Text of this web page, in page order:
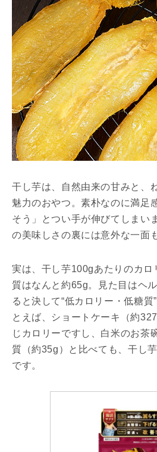
干し芋は、自然由来の甘みと、
魅力のおやつ。素朴なのに満足
そう」とつい手が伸びてしまい
の美味しさの裏には意外な一面
実は、干し芋100gあたりのカ
質はなんと約65g。見た目はヘ
ると決して“低カロリー・低糖質
とえば、ショートケーキ（約
じカロリーですし、白米のお茶
質（約35g）と比べても、干し
です。